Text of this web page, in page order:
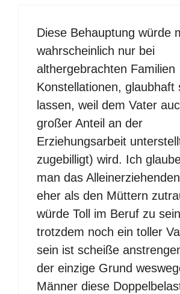
Diese Behauptung würde
wahrscheinlich nur bei
althergebrachten Familien
Konstellationen, glaubhaft
lassen, weil dem Vater
großer Anteil an der
Erziehungsarbeit
zugebilligt) wird. Ich
man das
eher als den Müttern
würde Toll im Beruf zu
trotzdem noch ein toller
sein ist scheiße
der einzige Grund
Männer diese